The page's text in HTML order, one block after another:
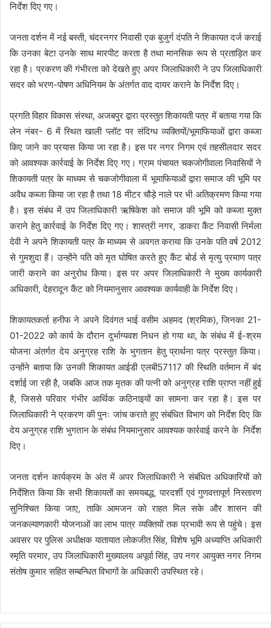
निर्देश दिए गए।
जनता दर्शन में नई बस्ती, चंदरनगर निवासी एक बुजुर्ग दंपति ने शिकायत दर्ज कराई
कि उनका बेटा उनके साथ मारपीट करता है तथा मानसिक रूप से प्रताड़ित कर
रहा है। प्रकरण की गंभीरता को देखते हुए अपर जिलाधिकारी ने उप जिलाधिकारी
सदर को भरण-पोषण अधिनियम के अंतर्गत वाद दायर कराने के निर्देश दिए।
प्रगति विहार विकास संस्था, अजबपुर द्वारा प्रस्तुत शिकायती पत्र में बताया गया कि
लेन नंबर- 6 में स्थित खाली प्लॉट पर संदिग्ध व्यक्तियों/भूमाफियाओं द्वारा कब्जा
किए जाने का प्रयास किया जा रहा है। इस पर नगर निगम एवं तहसीलदार सदर
को आवश्यक कार्रवाई के निर्देश दिए गए। ग्राम पंचायत चकजोगीवाला निवासियों ने
शिकायती पत्र के माध्यम से चकजोगीवाला में भूमाफियाओं द्वारा समाज की भूमि पर
अवैध कब्जा किया जा रहा है तथा 18 मीटर चौड़े नाले पर भी अतिक्रमण किया गया
है। इस संबंध में उप जिलाधिकारी ऋषिकेश को समाज की भूमि को कब्जा मुक्त
कराने हेतु कार्रवाई के निर्देश दिए गए। शास्त्री नगर, डाकरा कैंट निवासी निर्मला
देवी ने अपने शिकायती पत्र के माध्यम से अवगत कराया कि उनके पति वर्ष 2012
से गुमशुदा हैं। उन्होंने पति को मृत घोषित करते हुए कैंट बोर्ड से मृत्यु प्रमाण पत्र
जारी कराने का अनुरोध किया। इस पर अपर जिलाधिकारी ने मुख्य कार्यकारी
अधिकारी, देहरादून कैंट को नियमानुसार आवश्यक कार्यवाही के निर्देश दिए।
शिकायतकर्ता हनीफ ने अपने दिवंगत भाई वसीम अहमद (श्रमिक), जिनका 21-
01-2022 को कार्य के दौरान दुर्भाग्यवश निधन हो गया था, के संबंध में ई-श्रम
योजना अंतर्गत देय अनुग्रह राशि के भुगतान हेतु प्रार्थना पत्र प्रस्तुत किया।
उन्होंने बताया कि उनकी शिकायत आईडी एलबी57117 की स्थिति वर्तमान में बंद
दर्शाई जा रही है, जबकि आज तक मृतक की पत्नी को अनुग्रह राशि प्राप्त नहीं हुई
है, जिससे परिवार गंभीर आर्थिक कठिनाइयों का सामना कर रहा है। इस पर
जिलाधिकारी ने प्रकरण की पुनः जांच कराते हुए संबंधित विभाग को निर्देश दिए कि
देय अनुग्रह राशि भुगतान के संबंध नियमानुसार आवश्यक कार्रवाई करने के निर्देश
दिए।
जनता दर्शन कार्यक्रम के अंत में अपर जिलाधिकारी ने संबंधित अधिकारियों को
निर्देशित किया कि सभी शिकायतों का समयबद्ध, पारदर्शी एवं गुणवत्तापूर्ण निस्तारण
सुनिश्चित किया जाए, ताकि आमजन को राहत मिल सके और शासन की
जनकल्याणकारी योजनाओं का लाभ पात्र व्यक्तियों तक प्रभावी रूप से पहुंचे। इस
अवसर पर पुलिस अधीक्षक यातायात लोकजीत सिंह, विशेष भूमि अध्याप्ति अधिकारी
स्मृति परमार, उप जिलाधिकारी मुख्यालय अपूर्वा सिंह, उप नगर आयुक्त नगर निगम
संतोष कुमार सहित सम्बन्धित विभागों के अधिकारी उपस्थित रहे।